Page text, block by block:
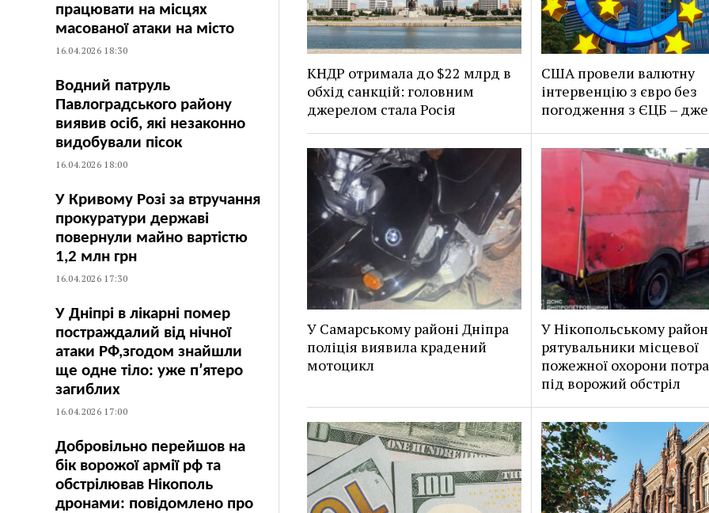
працювати на місцях
масованої атаки на місто
16.04.2026 18:30
Водний патруль
Павлоградського району
виявив осіб, які незаконно
видобували пісок
16.04.2026 18:00
У Кривому Розі за втручання
прокуратури державі
повернули майно вартістю
1,2 млн грн
16.04.2026 17:30
У Дніпрі в лікарні помер
постраждалий від нічної
атаки РФ,згодом знайшли
ще одне тіло: уже п’ятеро
загиблих
16.04.2026 17:00
Добровільно перейшов на
бік ворожої армії рф та
обстрілював Нікополь
дронами: повідомлено про
КНДР отримала до $22 млрд в
обхід санкцій: головним
джерелом стала Росія
США провели валютну
інтервенцію з євро без
погодження з ЄЦБ –
У Самарському районі Дніпра
поліція виявила крадений
мотоцикл
У Нікопольському
рятувальники місцевої
пожежної охорони
під ворожий обстріл